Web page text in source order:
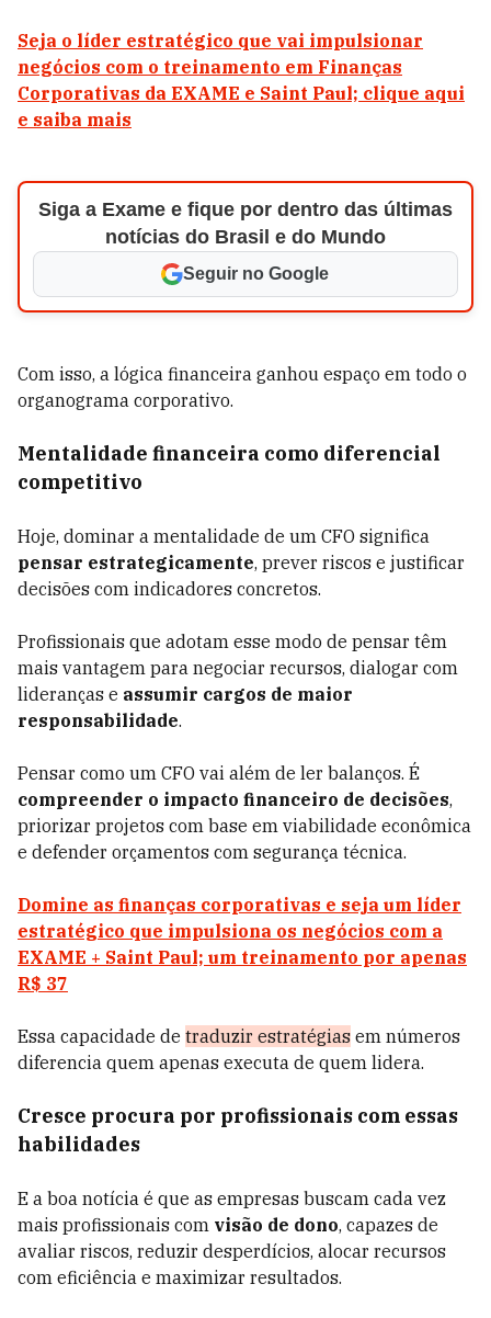
Seja o líder estratégico que vai impulsionar
negócios com o treinamento em Finanças
Corporativas da EXAME e Saint Paul; clique aqui
e saiba mais
Siga a Exame e fique por dentro das últimas
notícias do Brasil e do Mundo
Seguir no Google
Com isso, a lógica financeira ganhou espaço em todo o
organograma corporativo.
Mentalidade financeira como diferencial
competitivo
Hoje, dominar a mentalidade de um CFO significa
pensar estrategicamente, prever riscos e justificar
decisões com indicadores concretos.
Profissionais que adotam esse modo de pensar têm
mais vantagem para negociar recursos, dialogar com
lideranças e assumir cargos de maior
responsabilidade.
Pensar como um CFO vai além de ler balanços. É
compreender o impacto financeiro de decisões,
priorizar projetos com base em viabilidade econômica
e defender orçamentos com segurança técnica.
Domine as finanças corporativas e seja um líder
estratégico que impulsiona os negócios com a
EXAME + Saint Paul; um treinamento por apenas
R$ 37
Essa capacidade de traduzir estratégias em números
diferencia quem apenas executa de quem lidera.
Cresce procura por profissionais com essas
habilidades
E a boa notícia é que as empresas buscam cada vez
mais profissionais com visão de dono, capazes de
avaliar riscos, reduzir desperdícios, alocar recursos
com eficiência e maximizar resultados.